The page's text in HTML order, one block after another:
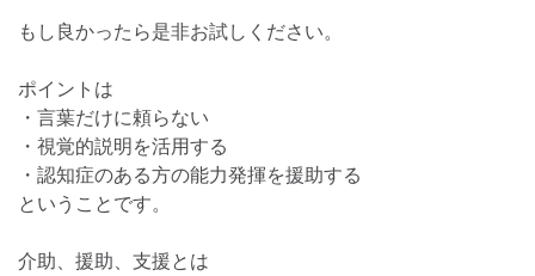
もし良かったら是非お試しください。
ポイントは
・言葉だけに頼らない
・視覚的説明を活用する
・認知症のある方の能力発揮を援助する
ということです。
介助、援助、支援とは